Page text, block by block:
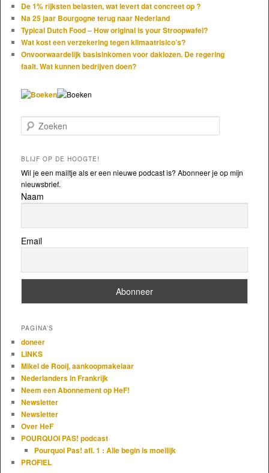
De 1% rijksten belasten, wat levert dat concreet op ?
Na 25 jaar Bourgogne terug naar Nederland
Typical Dutch Food – How original is your Stroopwafel?
Wat kost een verzekering tegen klimaatrisico’s?
Onvoorwaardelijk basisinkomen voor daklozen. De regering
faalt. Wat kunnen bedrijven doen?
Zoeken
BLIJF OP DE HOOGTE!
Wil je een mailtje als er een nieuwe podcast is? Abonneer je op mijn
nieuwsbrief.
Naam
Email
PAGINA’S
doneer
LINKS
Mikel de Rooij, aankoopmakelaar
Nederlanders in Frankrijk
Neem een Abonnement op HeF!
Newsletter
Newsletter
Over HeF
POURQUOI PAS! podcast
Pourquoi Pas! afl. 1 : Alle begin is moeilijk
PROFIEL